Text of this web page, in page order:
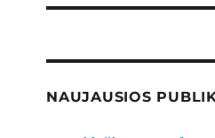
NAUJAUSIOS